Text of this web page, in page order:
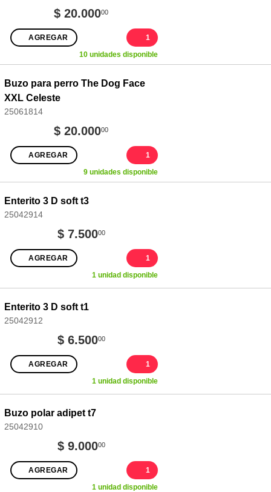
$ 20.00000
1
AGREGAR
10 unidades disponible
Buzo para perro The Dog Face
XXL Celeste
25061814
$ 20.00000
1
AGREGAR
9 unidades disponible
Enterito 3 D soft t3
25042914
$ 7.50000
1
AGREGAR
1 unidad disponible
Enterito 3 D soft t1
25042912
$ 6.50000
1
AGREGAR
1 unidad disponible
Buzo polar adipet t7
25042910
$ 9.00000
1
AGREGAR
1 unidad disponible